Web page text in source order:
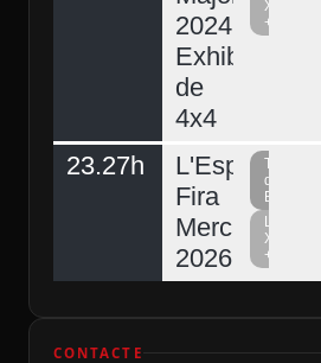
2024.
Exhibició
de
4x4
Xarxa
+
23.27h
L'Espunyola,
Fira
Mercat
2026
Televisió
del
Berguedà
La
Xarxa
+
CONTACTE